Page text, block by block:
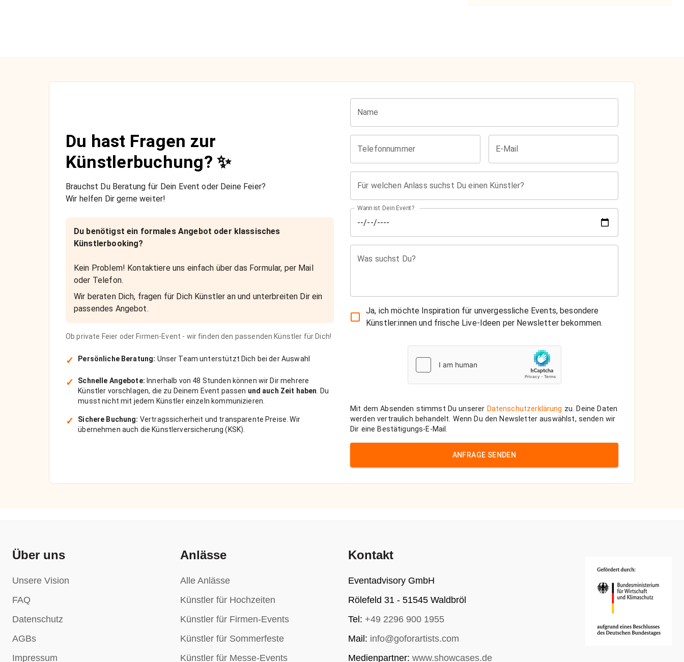
Du hast Fragen zur
Künstlerbuchung? ✨
Brauchst Du Beratung für Dein Event oder Deine Feier?
Wir helfen Dir gerne weiter!
Du benötigst ein formales Angebot oder klassisches
Künstlerbooking?
Kein Problem! Kontaktiere uns einfach über das Formular, per Mail
oder Telefon.
Wir beraten Dich, fragen für Dich Künstler an und unterbreiten Dir ein
passendes Angebot.
Ob private Feier oder Firmen-Event - wir finden den passenden Künstler für Dich!
✓ Persönliche Beratung: Unser Team unterstützt Dich bei der Auswahl
✓ Schnelle Angebote: Innerhalb von 48 Stunden können wir Dir mehrere
Künstler vorschlagen, die zu Deinem Event passen und auch Zeit haben . Du
musst nicht mit jedem Künstler einzeln kommunizieren.
✓ Sichere Buchung: Vertragssicherheit und transparente Preise. Wir
übernehmen auch die Künstlerversicherung (KSK).
Name
Telefonnummer E-Mail
Für welchen Anlass suchst Du einen Künstler?
Wann ist Dein Event?
Was suchst Du?
Ja, ich möchte Inspiration für unvergessliche Events, besondere
Künstler:innen und frische Live-Ideen per Newsletter bekommen.
Mit dem Absenden stimmst Du unserer Datenschutzerklärung zu. Deine Daten
werden vertraulich behandelt. Wenn Du den Newsletter auswählst, senden wir
Dir eine Bestätigungs-E-Mail.
ANFRAGE SENDEN
Über uns
Unsere Vision
FAQ
Datenschutz
AGBs
Impressum
Anlässe
Alle Anlässe
Künstler für Hochzeiten
Künstler für Firmen-Events
Künstler für Sommerfeste
Künstler für Messe-Events
Kontakt
Eventadvisory GmbH
Rölefeld 31 - 51545 Waldbröl
Tel: +49 2296 900 1955
Mail: info@goforartists.com
Medienpartner: www.showcases.de